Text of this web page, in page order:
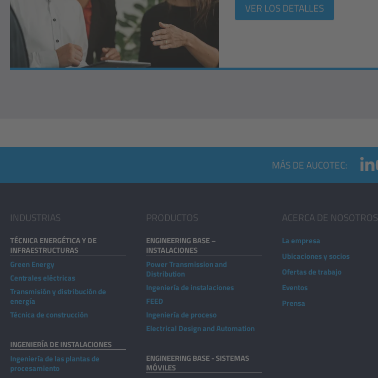
VER LOS DETALLES
MÁS DE AUCOTEC:
INDUSTRIAS
TÉCNICA ENERGÉTICA Y DE
INFRAESTRUCTURAS
Green Energy
Centrales eléctricas
Transmisión y distribución de
energía
Técnica de construcción
INGENIERÍA DE INSTALACIONES
Ingeniería de las plantas de
procesamiento
PRODUCTOS
ENGINEERING BASE –
INSTALACIONES
Power Transmission and
Distribution
Ingeniería de instalaciones
FEED
Ingeniería de proceso
Electrical Design and Automation
ENGINEERING BASE - SISTEMAS
MÓVILES
ACERCA DE NOSOTROS
La empresa
Ubicaciones y socios
Ofertas de trabajo
Eventos
Prensa